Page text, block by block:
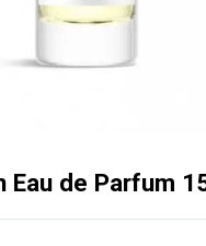
Eau de Parfum